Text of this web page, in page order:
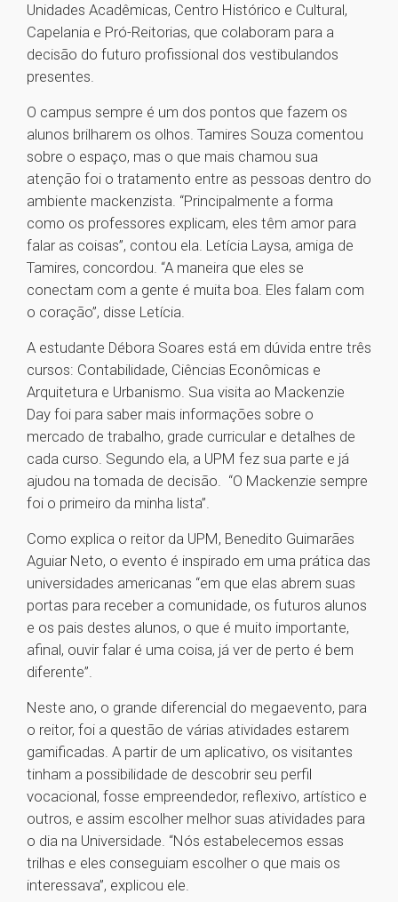
Unidades Acadêmicas, Centro Histórico e Cultural,
Capelania e Pró-Reitorias, que colaboram para a
decisão do futuro profissional dos vestibulandos
presentes.
O campus sempre é um dos pontos que fazem os
alunos brilharem os olhos. Tamires Souza comentou
sobre o espaço, mas o que mais chamou sua
atenção foi o tratamento entre as pessoas dentro do
ambiente mackenzista. “Principalmente a forma
como os professores explicam, eles têm amor para
falar as coisas”, contou ela. Letícia Laysa, amiga de
Tamires, concordou. “A maneira que eles se
conectam com a gente é muita boa. Eles falam com
o coração”, disse Letícia.
A estudante Débora Soares está em dúvida entre três
cursos: Contabilidade, Ciências Econômicas e
Arquitetura e Urbanismo. Sua visita ao Mackenzie
Day foi para saber mais informações sobre o
mercado de trabalho, grade curricular e detalhes de
cada curso. Segundo ela, a UPM fez sua parte e já
ajudou na tomada de decisão. “O Mackenzie sempre
foi o primeiro da minha lista”.
Como explica o reitor da UPM, Benedito Guimarães
Aguiar Neto, o evento é inspirado em uma prática das
universidades americanas “em que elas abrem suas
portas para receber a comunidade, os futuros alunos
e os pais destes alunos, o que é muito importante,
afinal, ouvir falar é uma coisa, já ver de perto é bem
diferente”.
Neste ano, o grande diferencial do megaevento, para
o reitor, foi a questão de várias atividades estarem
gamificadas. A partir de um aplicativo, os visitantes
tinham a possibilidade de descobrir seu perfil
vocacional, fosse empreendedor, reflexivo, artístico e
outros, e assim escolher melhor suas atividades para
o dia na Universidade. “Nós estabelecemos essas
trilhas e eles conseguiam escolher o que mais os
interessava”, explicou ele.